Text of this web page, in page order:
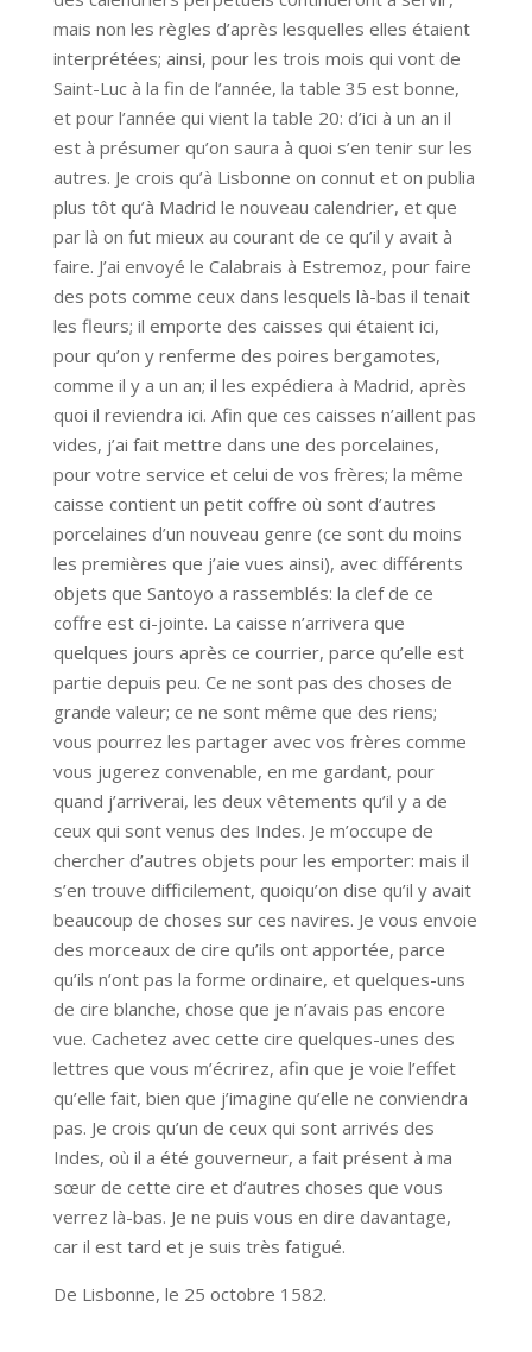
mais non les règles d’après lesquelles elles étaient
interprétées; ainsi, pour les trois mois qui vont de
Saint-Luc à la fin de l’année, la table 35 est bonne,
et pour l’année qui vient la table 20: d’ici à un an il
est à présumer qu’on saura à quoi s’en tenir sur les
autres. Je crois qu’à Lisbonne on connut et on publia
plus tôt qu’à Madrid le nouveau calendrier, et que
par là on fut mieux au courant de ce qu’il y avait à
faire. J’ai envoyé le Calabrais à Estremoz, pour faire
des pots comme ceux dans lesquels là-bas il tenait
les fleurs; il emporte des caisses qui étaient ici,
pour qu’on y renferme des poires bergamotes,
comme il y a un an; il les expédiera à Madrid, après
quoi il reviendra ici. Afin que ces caisses n’aillent pas
vides, j’ai fait mettre dans une des porcelaines,
pour votre service et celui de vos frères; la même
caisse contient un petit coffre où sont d’autres
porcelaines d’un nouveau genre (ce sont du moins
les premières que j’aie vues ainsi), avec différents
objets que Santoyo a rassemblés: la clef de ce
coffre est ci-jointe. La caisse n’arrivera que
quelques jours après ce courrier, parce qu’elle est
partie depuis peu. Ce ne sont pas des choses de
grande valeur; ce ne sont même que des riens;
vous pourrez les partager avec vos frères comme
vous jugerez convenable, en me gardant, pour
quand j’arriverai, les deux vêtements qu’il y a de
ceux qui sont venus des Indes. Je m’occupe de
chercher d’autres objets pour les emporter: mais il
s’en trouve difficilement, quoiqu’on dise qu’il y avait
beaucoup de choses sur ces navires. Je vous envoie
des morceaux de cire qu’ils ont apportée, parce
qu’ils n’ont pas la forme ordinaire, et quelques-uns
de cire blanche, chose que je n’avais pas encore
vue. Cachetez avec cette cire quelques-unes des
lettres que vous m’écrirez, afin que je voie l’effet
qu’elle fait, bien que j’imagine qu’elle ne conviendra
pas. Je crois qu’un de ceux qui sont arrivés des
Indes, où il a été gouverneur, a fait présent à ma
sœur de cette cire et d’autres choses que vous
verrez là-bas. Je ne puis vous en dire davantage,
car il est tard et je suis très fatigué.
De Lisbonne, le 25 octobre 1582.